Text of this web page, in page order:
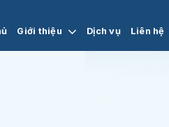
Giới thiệu Dịch vụ Liên hệ